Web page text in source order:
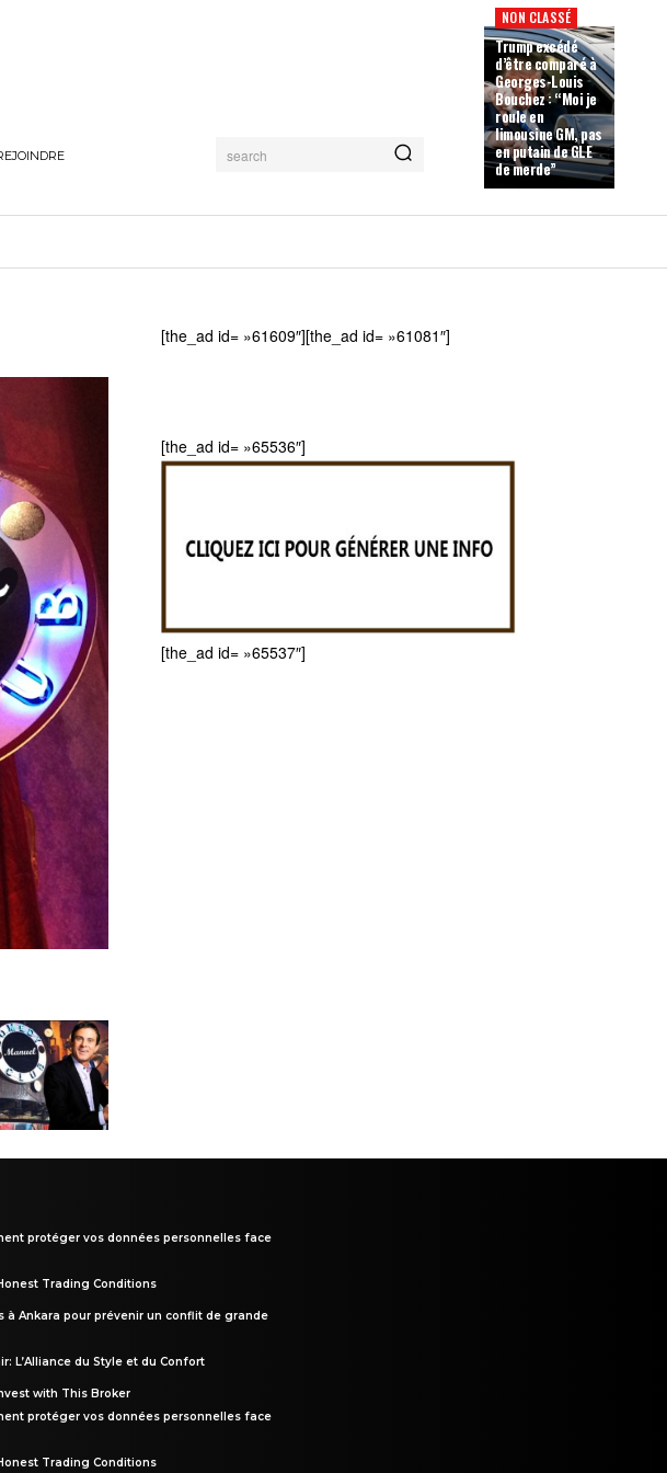
search
NON CLASSÉ
Trump excédé
d’être comparé à
Georges-Louis
Bouchez : “Moi je
roule en
limousine GM, pas
en putain de GLE
de merde”
[the_ad id= »61609″][the_ad id= »61081″]
[the_ad id= »65536″]
[the_ad id= »65537″]
protéger vos données personnelles face
Trading Conditions
Ankara pour prévenir un conflit de grande
L’Alliance du Style et du Confort
with This Broker
protéger vos données personnelles face
Trading Conditions